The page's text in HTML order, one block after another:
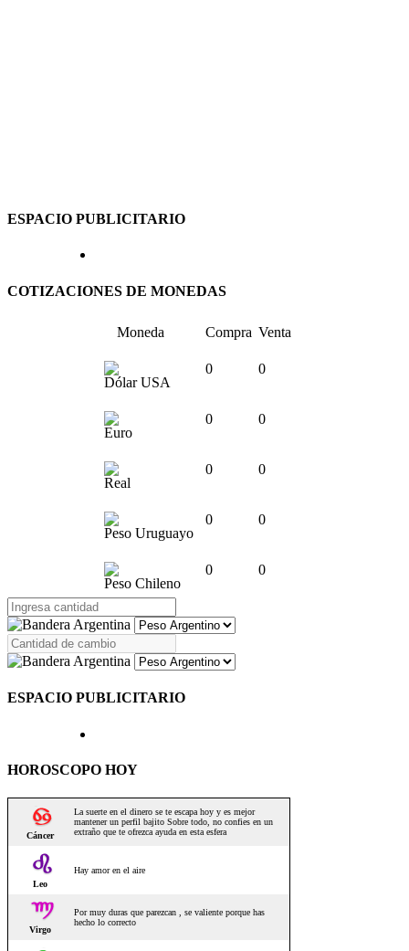
ESPACIO PUBLICITARIO
COTIZACIONES DE MONEDAS
Moneda Compra Venta
Dólar USA
0 0
Euro
0 0
Real
0 0
Peso Uruguayo
0 0
Peso Chileno
0 0
ESPACIO PUBLICITARIO
HOROSCOPO HOY